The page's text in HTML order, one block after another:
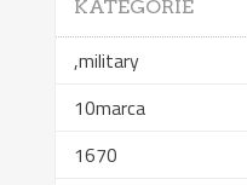
KATEGORIE
,military
10marca
1670